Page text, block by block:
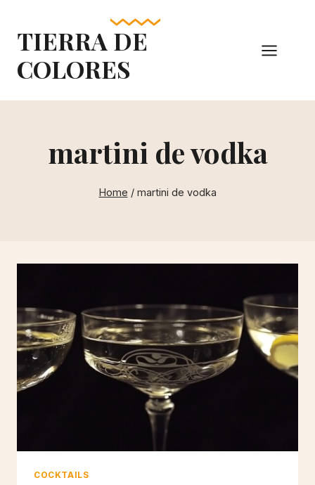
content
TIERRA DE
COLORES
martini de vodka
Home / martini de vodka
COCKTAILS